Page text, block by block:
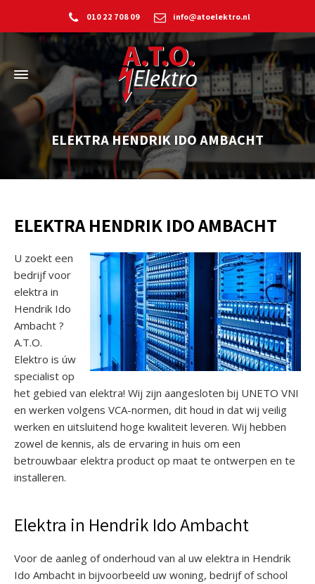
010 22 708 09 info@atoelektro.nl
ELEKTRA HENDRIK IDO AMBACHT
ELEKTRA HENDRIK IDO AMBACHT
U zoekt een
bedrijf voor
elektra in
Hendrik Ido
Ambacht ?
A.T.O.
Elektro is úw
specialist op
het gebied van elektra! Wij zijn aangesloten bij UNETO VNI
en werken volgens VCA-normen, dit houd in dat wij veilig
werken en uitsluitend hoge kwaliteit leveren. Wij hebben
zowel de kennis, als de ervaring in huis om een
betrouwbaar elektra product op maat te ontwerpen en te
installeren.
Elektra in Hendrik Ido Ambacht
Voor de aanleg of onderhoud van al uw elektra in Hendrik
Ido Ambacht in bijvoorbeeld uw woning, bedrijf of school